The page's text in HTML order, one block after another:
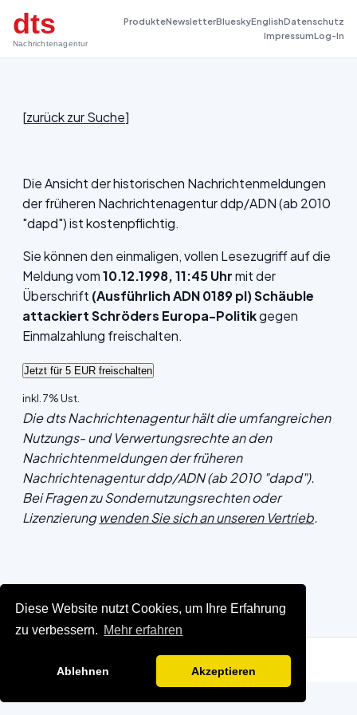
Diese Website nutzt Cookies, um Ihre Erfahrung
zu verbessern. Mehr erfahren
Ablehnen Akzeptieren
dts
Nachrichtenagentur
ProdukteNewsletterBlueskyEnglishDatenschutz
ImpressumLog-In
[zurück zur Suche]
Die Ansicht der historischen Nachrichtenmeldungen
der früheren Nachrichtenagentur ddp/ADN (ab 2010
"dapd") ist kostenpflichtig.
Sie können den einmaligen, vollen Lesezugriff auf die
Meldung vom10.12.1998, 11:45 Uhrmit der
Überschrift (Ausführlich ADN 0189 pl) Schäuble
attackiert Schröders Europa-Politikgegen
Einmalzahlung freischalten.
inkl. 7% Ust.
Die dts Nachrichtenagentur hält die umfangreichen
Nutzungs- und Verwertungsrechte an den
Nachrichtenmeldungen der früheren
Nachrichtenagentur ddp/ADN (ab 2010 "dapd").
Bei Fragen zu Sondernutzungsrechten oder
Lizenzierungwenden Sie sich an unseren Vertrieb.